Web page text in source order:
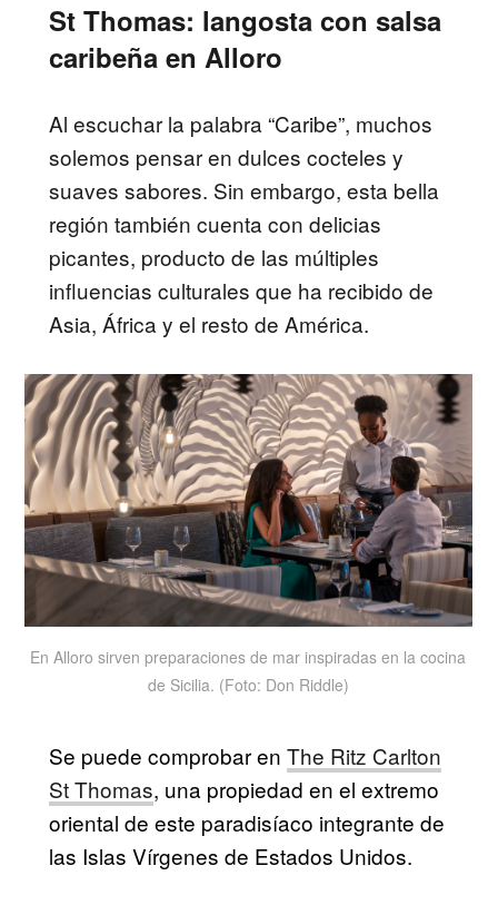
St Thomas: langosta con salsa
caribeña en Alloro
Al escuchar la palabra “Caribe”, muchos
solemos pensar en dulces cocteles y
suaves sabores. Sin embargo, esta bella
región también cuenta con delicias
picantes, producto de las múltiples
influencias culturales que ha recibido de
Asia, África y el resto de América.
En Alloro sirven preparaciones de mar inspiradas en la cocina
de Sicilia. (Foto: Don Riddle)
Se puede comprobar enThe Ritz Carlton
St Thomas, una propiedad en el extremo
oriental de este paradisíaco integrante de
las Islas Vírgenes de Estados Unidos.